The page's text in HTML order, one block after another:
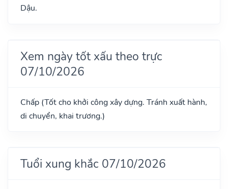
Dậu.
Xem ngày tốt xấu theo trực
07/10/2026
Chấp (Tốt cho khởi công xây dựng. Tránh xuất hành,
di chuyển, khai trương.)
Tuổi xung khắc 07/10/2026